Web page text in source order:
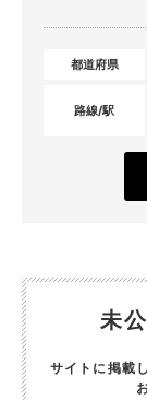
都道府県
路線/駅
未
サイトに掲載